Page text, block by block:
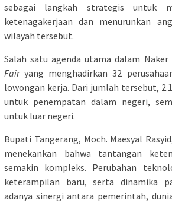
sebagai langkah strategis untuk
ketenagakerjaan dan menurunkan
wilayah tersebut.
Salah satu agenda utama dalam Naker
Fairyang menghadirkan 32
lowongan kerja. Dari jumlah tersebut,
untuk penempatan dalam negeri,
untuk luar negeri.
Bupati Tangerang, Moch. Maesyal
menekankan bahwa tantangan
semakin kompleks. Perubahan
keterampilan baru, serta dinamika
adanya sinergi antara pemerintah,